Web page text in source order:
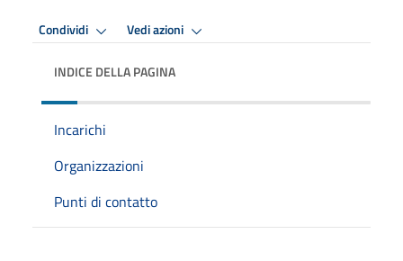
Condividi Vedi azioni
INDICE DELLA PAGINA
Incarichi
Organizzazioni
Punti di contatto